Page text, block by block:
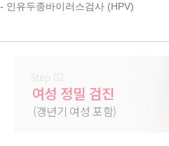
- 인유두종바이러스검사 (HPV)
Step 02
여성 정밀 검진
(갱년기 여성 포함)